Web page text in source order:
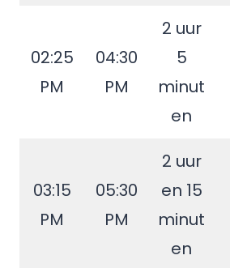
02:25
PM
04:30
PM
2 uur
5
minut
en
03:15
PM
05:30
PM
2 uur
en 15
minut
en